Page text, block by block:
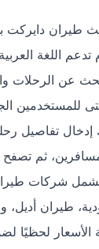
دايركت
اللغة العربية
الجدد.
تفاصيل رحلتك
ثم تصفح
شركات طيران
أديل،
لحظيًا لضمان